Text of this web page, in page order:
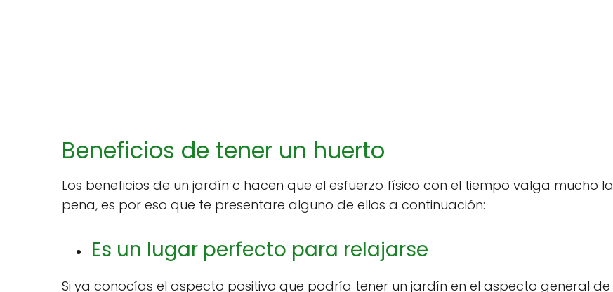
Beneficios de tener un huerto
Los beneficios de un jardín c hacen que el esfuerzo físico con el tiempo valga mucho la
pena, es por eso que te presentare alguno de ellos a continuación:
Es un lugar perfecto para relajarse
Si ya conocías el aspecto positivo que podría tener un jardín en el aspecto general de